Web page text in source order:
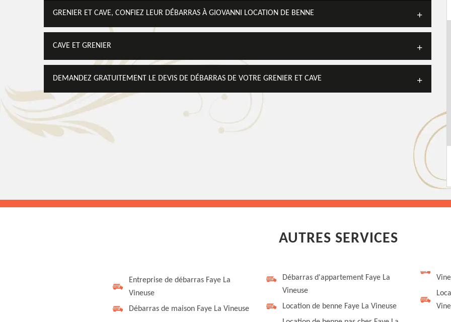
GRENIER ET CAVE, CONFIEZ LEUR DÉBARRAS À GIOVANNI LOCATION DE BENNE
CAVE ET GRENIER
DEMANDEZ GRATUITEMENT LE DEVIS DE DÉBARRAS DE VOTRE GRENIER ET CAVE
AUTRES SERVICES
Entreprise de débarras Faye La
Vineuse
Débarras de maison Faye La Vineuse
Débarras d'appartement Faye La
Vineuse
Location de benne Faye La Vineuse